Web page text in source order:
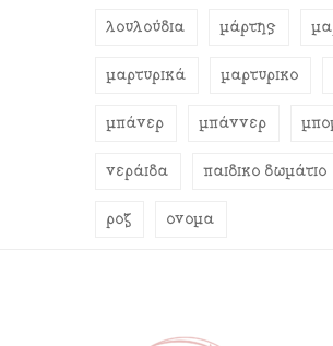
λουλούδια μάρτης
μαρτυρικά μαρτυρικό
μπάνερ μπάννερ
νεράιδα παιδικό δωμάτιο
ροζ όνομα